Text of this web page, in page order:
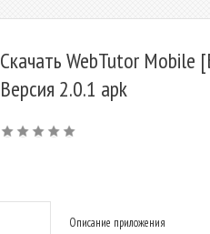
Скачать WebTutor Mobile
Версия 2.0.1 apk
Описание приложения